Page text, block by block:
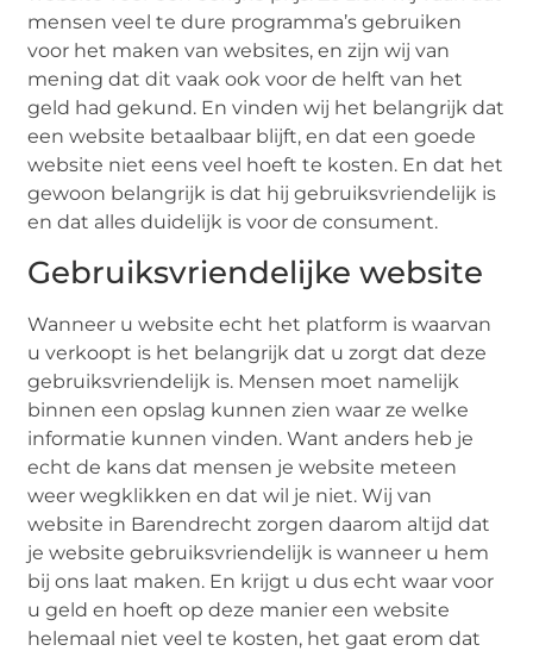
mensen veel te dure programma’s gebruiken
voor het maken van websites, en zijn wij van
mening dat dit vaak ook voor de helft van het
geld had gekund. En vinden wij het belangrijk dat
een website betaalbaar blijft, en dat een goede
website niet eens veel hoeft te kosten. En dat het
gewoon belangrijk is dat hij gebruiksvriendelijk is
en dat alles duidelijk is voor de consument.
Gebruiksvriendelijke website
Wanneer u website echt het platform is waarvan
u verkoopt is het belangrijk dat u zorgt dat deze
gebruiksvriendelijk is. Mensen moet namelijk
binnen een opslag kunnen zien waar ze welke
informatie kunnen vinden. Want anders heb je
echt de kans dat mensen je website meteen
weer wegklikken en dat wil je niet. Wij van
website in Barendrecht zorgen daarom altijd dat
je website gebruiksvriendelijk is wanneer u hem
bij ons laat maken. En krijgt u dus echt waar voor
u geld en hoeft op deze manier een website
helemaal niet veel te kosten, het gaat erom dat